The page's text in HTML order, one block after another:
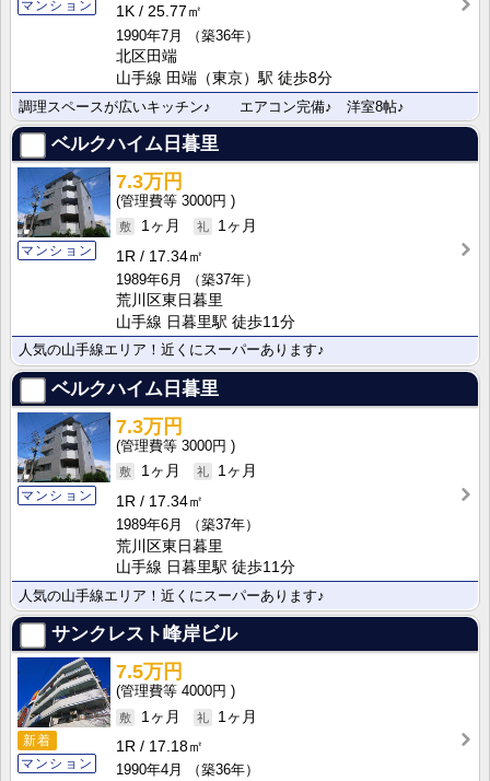
マンション 1K
25.77㎡
1990年7月
（築36年）
北区田端
山手線 田端（東京）駅 徒歩8分
調理スペースが広いキッチン♪ エアコン完備♪ 洋室8帖♪
ベルクハイム日暮里
マンション
7.3万円
3000円
1ヶ月
1ヶ月
1R
17.34㎡
1989年6月
（築37年）
荒川区東日暮里
山手線 日暮里駅 徒歩11分
人気の山手線エリア！近くにスーパーあります♪
ベルクハイム日暮里
マンション
7.3万円
3000円
1ヶ月
1ヶ月
1R
17.34㎡
1989年6月
（築37年）
荒川区東日暮里
山手線 日暮里駅 徒歩11分
人気の山手線エリア！近くにスーパーあります♪
サンクレスト峰岸ビル
新着
マンション
7.5万円
4000円
1ヶ月
1ヶ月
1R
17.18㎡
1990年4月
（築36年）